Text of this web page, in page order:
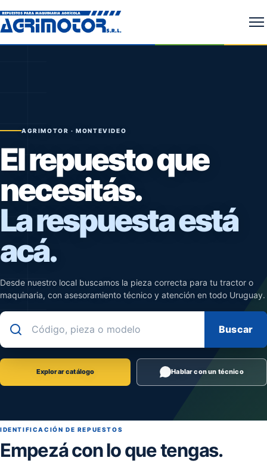
AGRIMOTOR · MONTEVIDEO
El repuesto que
necesitás.
La respuesta está
acá.
Desde nuestro local buscamos la pieza correcta para tu tractor o
maquinaria, con asesoramiento técnico y atención en todo Uruguay.
Buscar un repuesto
Buscar
Explorar catálogo Hablar con un técnico
IDENTIFICACIÓN DE REPUESTOS
Empezá con lo que tengas.